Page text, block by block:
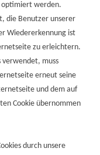
optimiert werden.
die Benutzer unserer
Wiedererkennung ist
zu erleichtern.
muss
erneut seine
und dem auf
Cookie übernommen
durch unsere